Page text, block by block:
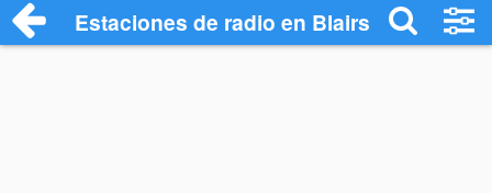
Estaciones de radio en Blairsville -